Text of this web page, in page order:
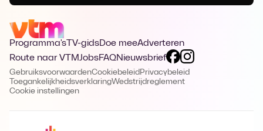
Programma's TV-gidsDoe meeAdverteren
Route naar VTMJobsFAQNieuwsbrief
GebruiksvoorwaardenCookiebeleid Privacybeleid
ToegankelijkheidsverklaringWedstrijdreglement
Cookie instellingen